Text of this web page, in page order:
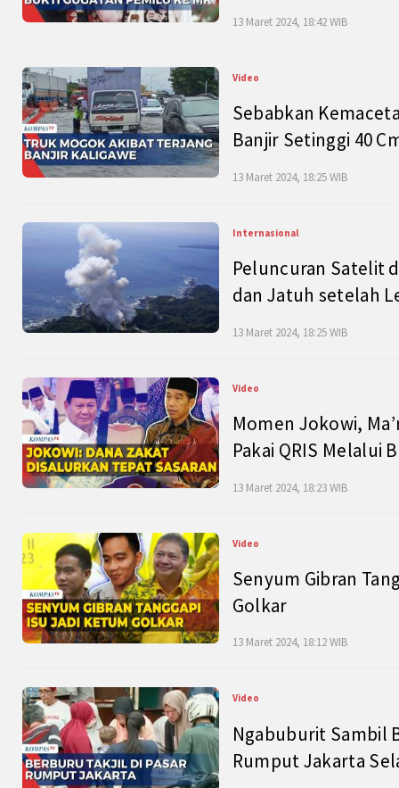
13 Maret 2024, 18:42 WIB
Video
Sebabkan
Banjir Setinggi 40
13 Maret 2024, 18:25 WIB
Internasional
Peluncuran Satelit
dan Jatuh setelah
13 Maret 2024, 18:25 WIB
Video
Momen Jokowi,
Pakai QRIS Melalui
13 Maret 2024, 18:23 WIB
Video
Senyum Gibran
Golkar
13 Maret 2024, 18:12 WIB
Video
Ngabuburit Sambil
Rumput Jakarta